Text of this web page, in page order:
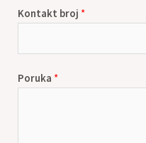
Kontakt broj *
Poruka *